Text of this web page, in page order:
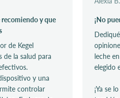
recomiendo y que
de Kegel
de la salud para
y una
controlar
¡No
leche
elegido
¡Ya se